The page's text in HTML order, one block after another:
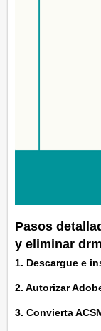
Pasos
y eliminar
1. Descargue e
2. Autorizar
3. Convierta